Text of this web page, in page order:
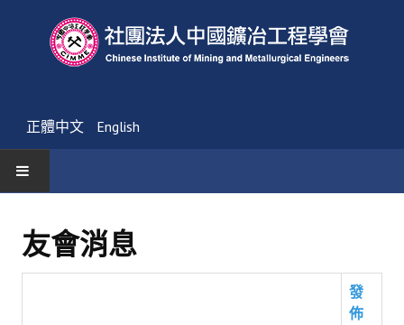
正體中文 English
最新消息
友會消息
發
佈